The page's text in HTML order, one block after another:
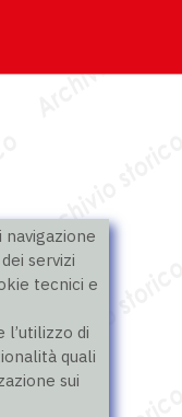
navigazione
servizi
tecnici e
di
quali
sui